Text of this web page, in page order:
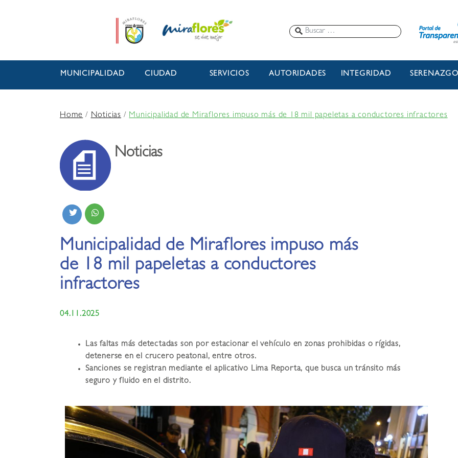
MUNICIPALIDAD CIUDAD SERVICIOS AUTORIDADES INTEGRIDAD
Home/Noticias /Municipalidad de Miraflores impuso más de 18 mil papeletas a conductores infractores
Noticias
Municipalidad de Miraflores impuso más
de 18 mil papeletas a conductores
infractores
04.11.2025
Las faltas más detectadas son por estacionar el vehículo en zonas prohibidas o rígidas,
detenerse en el crucero peatonal, entre otros.
Sanciones se registran mediante el aplicativo Lima Reporta, que busca un tránsito más
seguro y fluido en el distrito.